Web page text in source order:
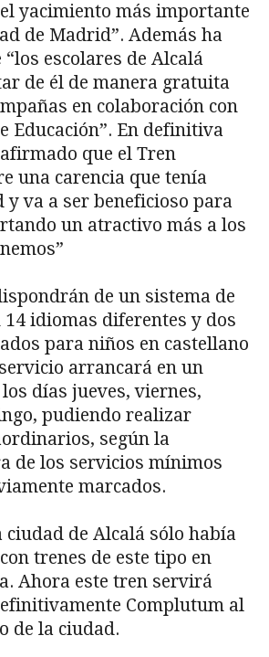
el yacimiento más importante
de Madrid”. Además ha
escolares de Alcalá
de él de manera gratuita
en colaboración con
Educación”. En definitiva
que el Tren
una carencia que tenía
y va a ser beneficioso para
un atractivo más a los
de un sistema de
14 idiomas diferentes y dos
para niños en castellano
arrancará en un
días jueves, viernes,
pudiendo realizar
según la
de los servicios mínimos
marcados.
ciudad de Alcalá sólo había
trenes de este tipo en
Ahora este tren servirá
Complutum al
de la ciudad.